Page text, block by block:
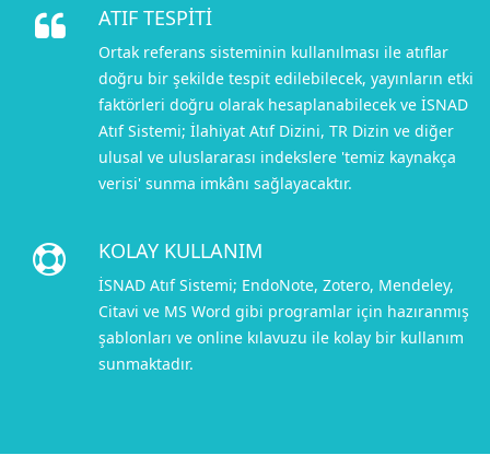
ATIF TESPİTİ
Ortak referans sisteminin kullanılması ile atıflar
doğru bir şekilde tespit edilebilecek, yayınların etki
faktörleri doğru olarak hesaplanabilecek ve İSNAD
Atıf Sistemi; İlahiyat Atıf Dizini, TR Dizin ve diğer
ulusal ve uluslararası indekslere 'temiz kaynakça
verisi' sunma imkânı sağlayacaktır.
KOLAY KULLANIM
İSNAD Atıf Sistemi; EndoNote, Zotero, Mendeley,
Citavi ve MS Word gibi programlar için hazıranmış
şablonları ve online kılavuzu ile kolay bir kullanım
sunmaktadır.